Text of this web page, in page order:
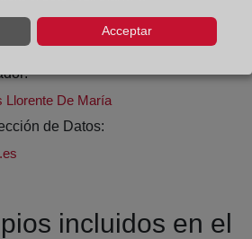
Llorente De María
de Datos:
incluidos en el
Acceptar